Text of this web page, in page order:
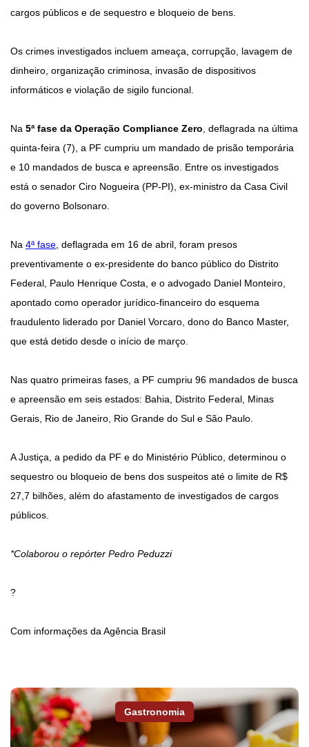
cargos públicos e de sequestro e bloqueio de bens.
Os crimes investigados incluem ameaça, corrupção, lavagem de
dinheiro, organização criminosa, invasão de dispositivos
informáticos e violação de sigilo funcional.
Na 5ª fase da Operação Compliance Zero, deflagrada na última
quinta-feira (7), a PF cumpriu um mandado de prisão temporária
e 10 mandados de busca e apreensão. Entre os investigados
está o senador Ciro Nogueira (PP-PI), ex-ministro da Casa Civil
do governo Bolsonaro.
Na 4ª fase, deflagrada em 16 de abril, foram presos
preventivamente o ex-presidente do banco público do Distrito
Federal, Paulo Henrique Costa, e o advogado Daniel Monteiro,
apontado como operador jurídico-financeiro do esquema
fraudulento liderado por Daniel Vorcaro, dono do Banco Master,
que está detido desde o início de março.
Nas quatro primeiras fases, a PF cumpriu 96 mandados de busca
e apreensão em seis estados: Bahia, Distrito Federal, Minas
Gerais, Rio de Janeiro, Rio Grande do Sul e São Paulo.
A Justiça, a pedido da PF e do Ministério Público, determinou o
sequestro ou bloqueio de bens dos suspeitos até o limite de R$
27,7 bilhões, além do afastamento de investigados de cargos
públicos.
*Colaborou o repórter Pedro Peduzzi
?
Com informações da Agência Brasil
Gastronomia